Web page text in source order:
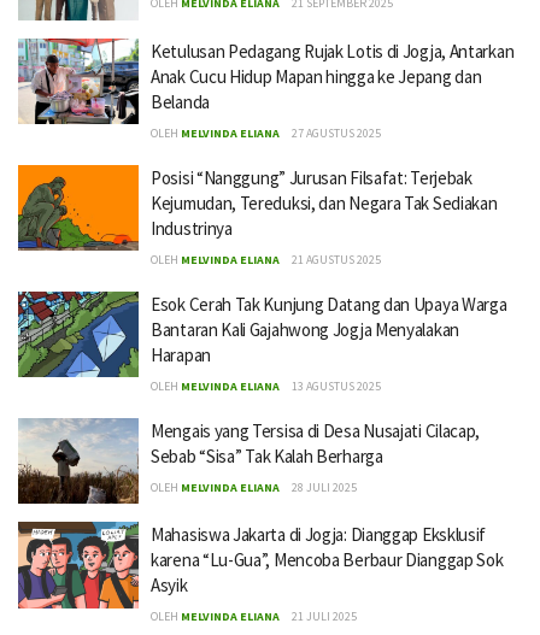
OLEH MELVINDA ELIANA 21 SEPTEMBER 2025
Ketulusan Pedagang Rujak Lotis di Jogja, Antarkan
Anak Cucu Hidup Mapan hingga ke Jepang dan
Belanda
OLEH MELVINDA ELIANA 27 AGUSTUS 2025
Posisi “Nanggung” Jurusan Filsafat: Terjebak
Kejumudan, Tereduksi, dan Negara Tak Sediakan
Industrinya
OLEH MELVINDA ELIANA 21 AGUSTUS 2025
Esok Cerah Tak Kunjung Datang dan Upaya Warga
Bantaran Kali Gajahwong Jogja Menyalakan
Harapan
OLEH MELVINDA ELIANA 13 AGUSTUS 2025
Mengais yang Tersisa di Desa Nusajati Cilacap,
Sebab “Sisa” Tak Kalah Berharga
OLEH MELVINDA ELIANA 28 JULI 2025
Mahasiswa Jakarta di Jogja: Dianggap Eksklusif
karena “Lu-Gua”, Mencoba Berbaur Dianggap Sok
Asyik
OLEH MELVINDA ELIANA 21 JULI 2025